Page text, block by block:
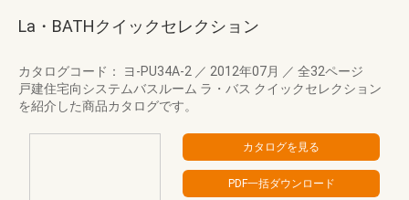
La・BATHクイックセレクション
カタログコード： ヨ-PU34A-2 ／ 2012年07月 ／ 全32ページ
戸建住宅向システムバスルーム ラ・バス クイックセレクション
を紹介した商品カタログです。